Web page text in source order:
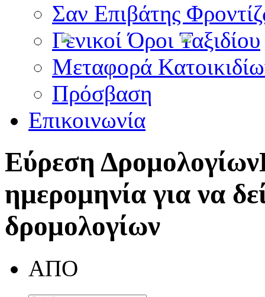
Σαν Επιβάτης
Γενικοί Όροι Ταξιδίου
Μεταφορά
Πρόσβαση
Επικοινωνία
Εύρεση Δρομολογίων
ημερομηνία για να
δρομολογίων
ΑΠΟ